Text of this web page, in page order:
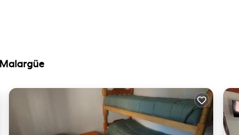
y necesitar un lugar para quedarse? Ya sea para el trabajo o por
Seguramente te encantará.
Casa Si desea obtener más información sobre este lugar
son proporcionados por nuestro socio, Booking.com.
todo Instalaciones que se han enumerado a continuación. Tenga en
para la lista "Casa Santa Elena". Confiamos únicamente en sus